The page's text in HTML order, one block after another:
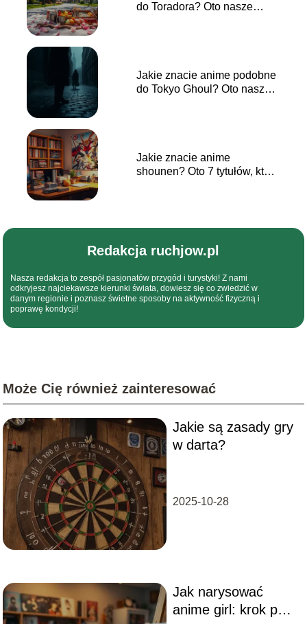
do Toradora? Oto nasze
Jakie znacie anime podobne
do Tokyo Ghoul? Oto nasze
Jakie znacie anime
shounen? Oto 7 tytułów, które
Redakcja ruchjow.pl
Nasza redakcja to zespół pasjonatów przygód i turystyki! Z nami
odkryjesz najciekawsze kierunki świata, dowiesz się co zwiedzić w
danym regionie i poznasz świetne sposoby na aktywność fizyczną i
poprawę kondycji!
Może Cię również zainteresować
Jakie są zasady gry
w darta?
2025-10-28
Jak narysować
anime girl: krok po